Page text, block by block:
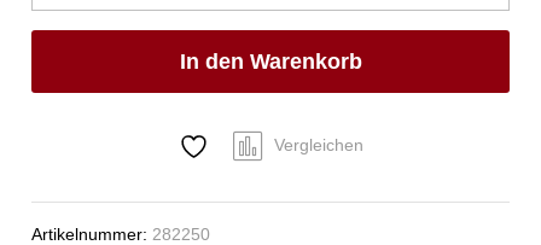
Fleischwolf,
HENDI,
ø3mm
In den Warenkorb
Vergleichen
Artikelnummer: 282250